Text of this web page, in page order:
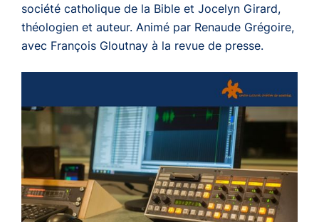
société catholique de la Bible et Jocelyn Girard,
théologien et auteur. Animé par Renaude Grégoire,
avec François Gloutnay à la revue de presse.